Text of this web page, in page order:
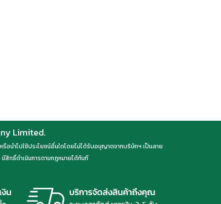
Limited.
นำไปใช้ประโยชน์อื่นใดโดยไม่ได้รับอนุญาตจากบริษัทฯ เป็นลาย
สิทธิ์ดำเนินการตามกฎหมายได้ทันที